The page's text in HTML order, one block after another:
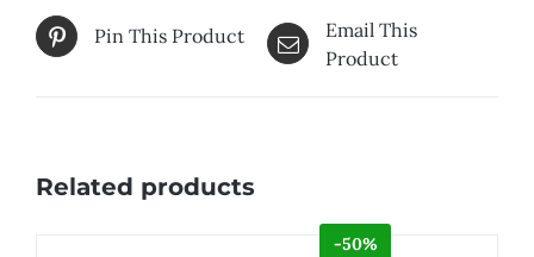
Pin This Product
Email This
Product
Related products
-50%